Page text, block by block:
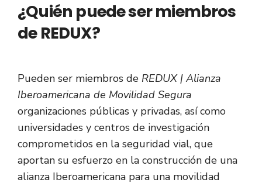
¿Quién puede ser miembros
de REDUX?
Pueden ser miembros de REDUX | Alianza
Iberoamericana de Movilidad Segura
organizaciones públicas y privadas, así como
universidades y centros de investigación
comprometidos en la seguridad vial, que
aportan su esfuerzo en la construcción de una
alianza Iberoamericana para una movilidad